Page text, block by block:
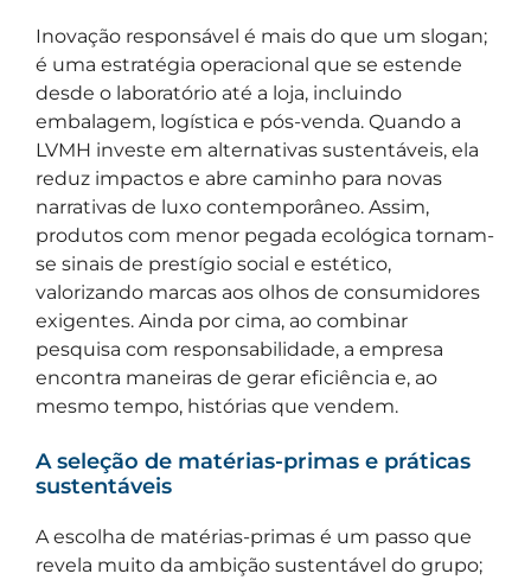
Inovação responsável é mais do que um slogan;
é uma estratégia operacional que se estende
desde o laboratório até a loja, incluindo
embalagem, logística e pós-venda. Quando a
LVMH investe em alternativas sustentáveis, ela
reduz impactos e abre caminho para novas
narrativas de luxo contemporâneo. Assim,
produtos com menor pegada ecológica tornam-
se sinais de prestígio social e estético,
valorizando marcas aos olhos de consumidores
exigentes. Ainda por cima, ao combinar
pesquisa com responsabilidade, a empresa
encontra maneiras de gerar eficiência e, ao
mesmo tempo, histórias que vendem.
A seleção de matérias-primas e práticas
sustentáveis
A escolha de matérias-primas é um passo que
revela muito da ambição sustentável do grupo;